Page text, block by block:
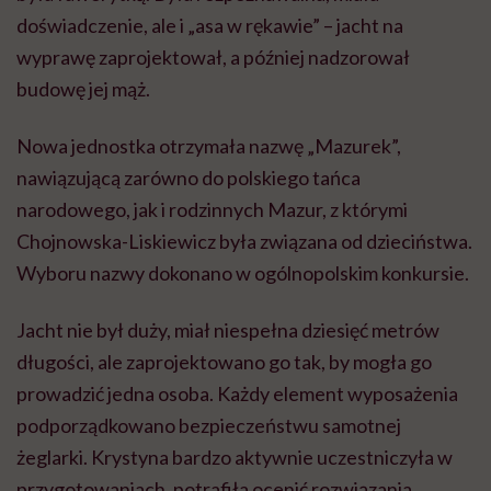
doświadczenie, ale i „asa w rękawie” – jacht na
wyprawę zaprojektował, a później nadzorował
budowę jej mąż.
Nowa jednostka otrzymała nazwę „Mazurek”,
nawiązującą zarówno do polskiego tańca
narodowego, jak i rodzinnych Mazur, z którymi
Chojnowska-Liskiewicz była związana od dzieciństwa.
Wyboru nazwy dokonano w ogólnopolskim konkursie.
Jacht nie był duży, miał niespełna dziesięć metrów
długości, ale zaprojektowano go tak, by mogła go
prowadzić jedna osoba. Każdy element wyposażenia
podporządkowano bezpieczeństwu samotnej
żeglarki. Krystyna bardzo aktywnie uczestniczyła w